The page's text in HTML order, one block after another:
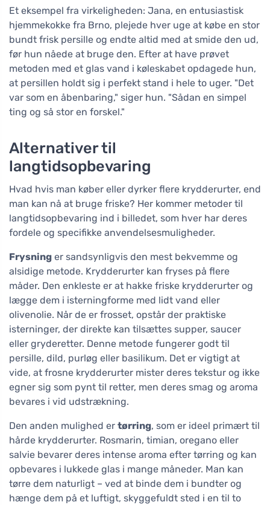
Et eksempel fra virkeligheden: Jana, en entusiastisk
hjemmekokke fra Brno, plejede hver uge at købe en stor
bundt frisk persille og endte altid med at smide den ud,
før hun nåede at bruge den. Efter at have prøvet
metoden med et glas vand i køleskabet opdagede hun,
at persillen holdt sig i perfekt stand i hele to uger. "Det
var som en åbenbaring," siger hun. "Sådan en simpel
ting og så stor en forskel."
Alternativer til
langtidsopbevaring
Hvad hvis man køber eller dyrker flere krydderurter, end
man kan nå at bruge friske? Her kommer metoder til
langtidsopbevaring ind i billedet, som hver har deres
fordele og specifikke anvendelsesmuligheder.
Frysning er sandsynligvis den mest bekvemme og
alsidige metode. Krydderurter kan fryses på flere
måder. Den enkleste er at hakke friske krydderurter og
lægge dem i isterningforme med lidt vand eller
olivenolie. Når de er frosset, opstår der praktiske
isterninger, der direkte kan tilsættes supper, saucer
eller gryderetter. Denne metode fungerer godt til
persille, dild, purløg eller basilikum. Det er vigtigt at
vide, at frosne krydderurter mister deres tekstur og ikke
egner sig som pynt til retter, men deres smag og aroma
bevares i vid udstrækning.
Den anden mulighed er tørring, som er ideel primært til
hårde krydderurter. Rosmarin, timian, oregano eller
salvie bevarer deres intense aroma efter tørring og kan
opbevares i lukkede glas i mange måneder. Man kan
tørre dem naturligt – ved at binde dem i bundter og
hænge dem på et luftigt, skyggefuldt sted i en til to